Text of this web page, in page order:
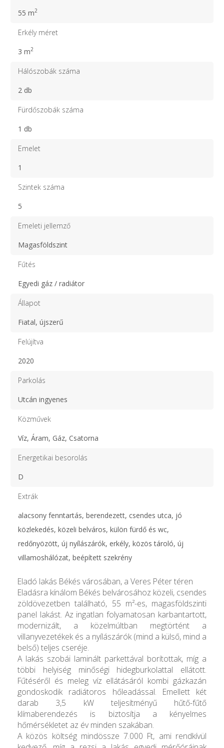
55 m2
Erkély méret
3 m2
Hálószobák száma
2 db
Fürdőszobák száma
1 db
Emelet
1
Szintek száma
5
Emeleti jellemző
Magasföldszint
Fűtés
Egyedi gáz / radiátor
Állapot
Fiatal, újszerű
Felújítva
2020
Parkolás
Utcán ingyenes
Közművek
Víz, Áram, Gáz, Csatorna
Energetikai besorolás
D
Extrák
alacsony fenntartás, berendezett, csendes utca, jó
közlekedés, közeli belváros, külön fürdő és wc,
redőnyözött, új nyílászárók, erkély, közös tároló, új
villamoshálózat, beépített szekrény
Eladó lakás Békés városában, a Veres Péter téren
Eladásra kínálom Békés belvárosához közeli, csendes
zöldövezetben található, 55 m²-es, magasföldszinti
panel lakást. Az ingatlan folyamatosan karbantartott,
modernizált, a közelmúltban megtörtént a
villanyvezetékek és a nyílászárók (mind a külső, mind a
belső) teljes cseréje.
A lakás szobái laminált parkettával borítottak, míg a
többi helyiség minőségi hidegburkolattal ellátott.
Fűtéséről és meleg víz ellátásáról kombi gázkazán
gondoskodik radiátoros hőleadással. Emellett két
darab 3,5 kW teljesítményű hűtő-fűtő
klímaberendezés is biztosítja a kényelmes
hőmérsékletet az év minden szakában.
A közös költség mindössze 7.000 Ft, ami rendkívül